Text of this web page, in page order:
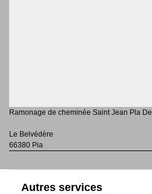
Ramonage de cheminée Saint Jean Pla
Le Belvédère
66380 Pia
Autres services